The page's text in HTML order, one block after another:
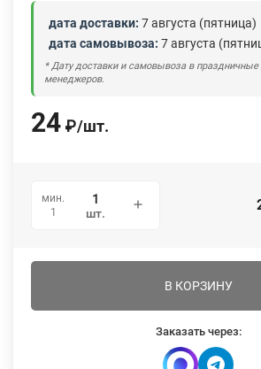
дата доставки: 7 августа (пятница)
дата самовывоза: 7 августа
* Дату доставки и самовывоза в праздничные
менеджеров.
24 ₽/шт.
мин.
1
шт.
В КОРЗИНУ
Заказать через: